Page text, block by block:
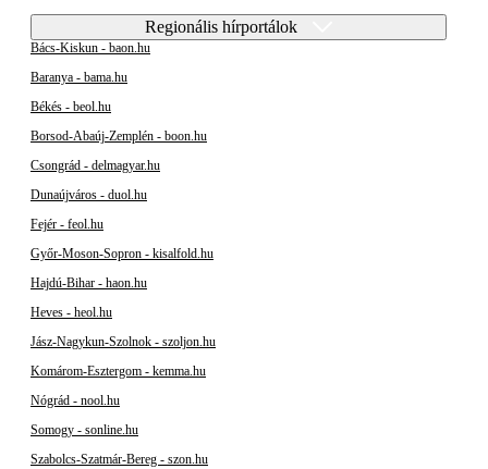
Regionális hírportálok
Bács-Kiskun - baon.hu
Baranya - bama.hu
Békés - beol.hu
Borsod-Abaúj-Zemplén - boon.hu
Csongrád - delmagyar.hu
Dunaújváros - duol.hu
Fejér - feol.hu
Győr-Moson-Sopron - kisalfold.hu
Hajdú-Bihar - haon.hu
Heves - heol.hu
Jász-Nagykun-Szolnok - szoljon.hu
Komárom-Esztergom - kemma.hu
Nógrád - nool.hu
Somogy - sonline.hu
Szabolcs-Szatmár-Bereg - szon.hu